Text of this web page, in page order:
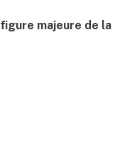
majeure de la